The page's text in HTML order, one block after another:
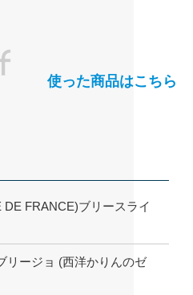
使った商品はこちら
FRANCE)ブリースライ
リージョ (西洋かりんのゼ